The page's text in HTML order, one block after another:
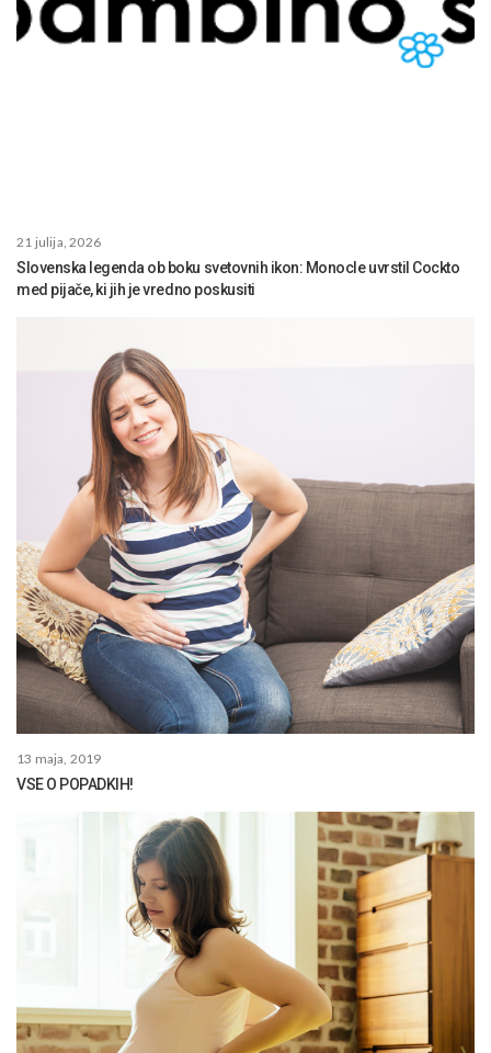
21 julija, 2026
Slovenska legenda ob boku svetovnih ikon: Monocle uvrstil Cockto
med pijače, ki jih je vredno poskusiti
13 maja, 2019
VSE O POPADKIH!